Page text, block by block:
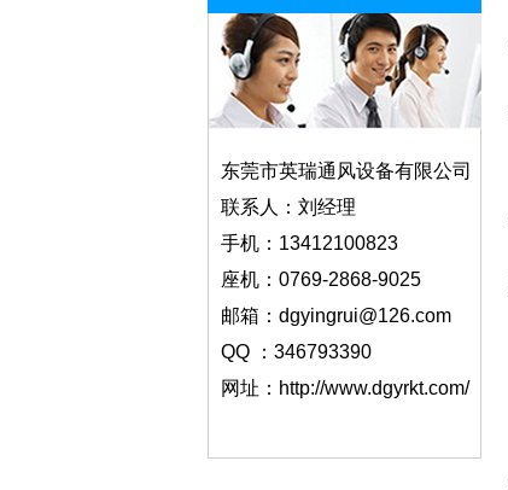
东莞市英瑞通风设备有限公司
联系人：刘经理
手机：13412100823
座机：0769-2868-9025
邮箱：dgyingrui@126.com
QQ ：346793390
网址：http://www.dgyrkt.com/